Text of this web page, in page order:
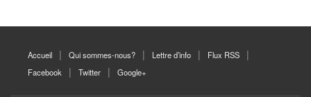
Accueil Qui sommes-nous? Lettre d’info
Flux RSS
Facebook
Twitter Google+